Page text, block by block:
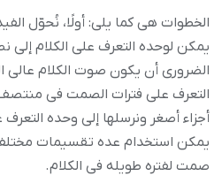
الخطوات هی کما یلی: أولًا، نُحوّل
یمکن لوحده التعرف على الکلام
الضروری أن یکون صوت الکلام عالی
التعرف على فترات الصمت فی
أجزاء أصغر ونرسلها إلى وحده
یمکن استخدام عده تقسیمات مختلفه
صمت لفتره طویله فی الکلام.